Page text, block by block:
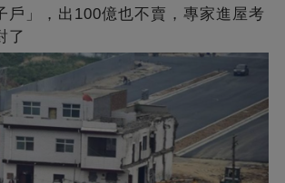
戶」，出100億也不賣，專家進屋考
了